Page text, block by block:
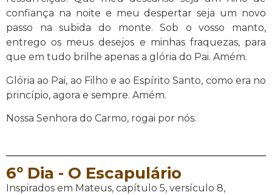
confiança na noite e meu despertar seja um novo
passo na subida do monte. Sob o vosso manto,
entrego os meus desejos e minhas fraquezas, para
que em tudo brilhe apenas a glória do Pai. Amém.
Glória ao Pai, ao Filho e ao Espírito Santo, como era no
princípio, agora e sempre. Amém.
Nossa Senhora do Carmo, rogai por nós.
6º Dia - O Escapulário
Inspirados em Mateus, capítulo 5, versículo 8,